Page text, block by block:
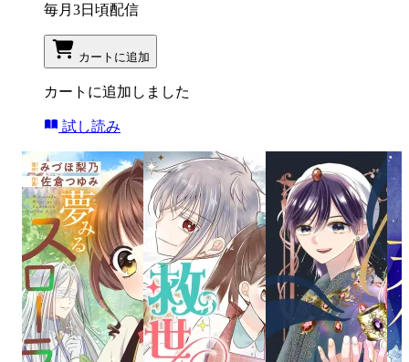
毎月3日頃配信
カートに追加
カートに追加しました
試し読み